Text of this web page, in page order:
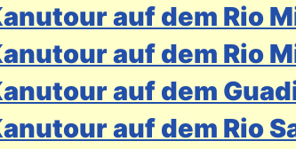
auf dem Rio
auf dem Rio
auf dem
auf dem Rio